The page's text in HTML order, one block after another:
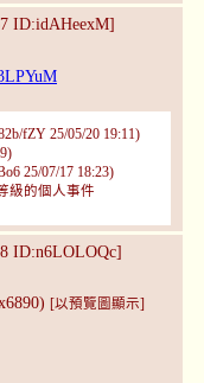
ID:idAHeexM]
fZY 25/05/20 19:11)
25/07/17 18:23)
級的個人事件
ID:n6LOLOQc]
[以預覽圖顯示]